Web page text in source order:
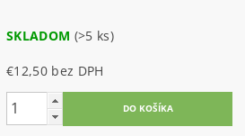
SKLADOM (>5 ks)
€12,50 bez DPH